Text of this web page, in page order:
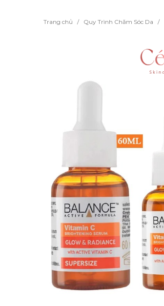
Trang chủ / Quy Trình Chăm Sóc Da /